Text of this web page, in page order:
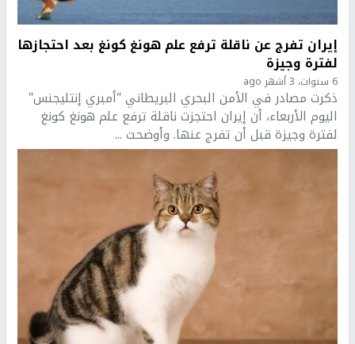
إيران تفرج عن ناقلة ترفع علم هونغ كونغ بعد احتجازها
لفترة وجيزة
6 سنوات، 3 أشهر ago
ذكرت مصادر في الأمن البحري البريطاني "أمبري إنتليجنس"
اليوم الأربعاء، أن إيران احتجزت ناقلة ترفع علم هونغ كونغ
لفترة وجيزة قبل أن تفرج عنها. وأوضحت ...